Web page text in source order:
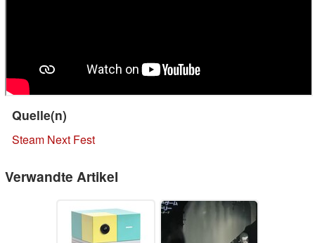
Quelle(n)
Steam Next Fest
Verwandte Artikel